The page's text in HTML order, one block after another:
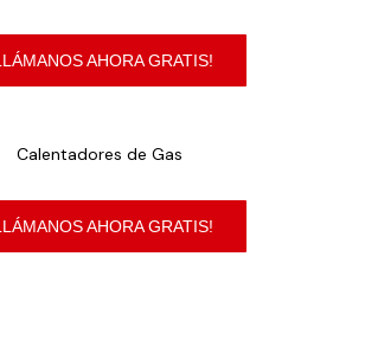
AHORA GRATIS!
Calentadores de Gas
AHORA GRATIS!